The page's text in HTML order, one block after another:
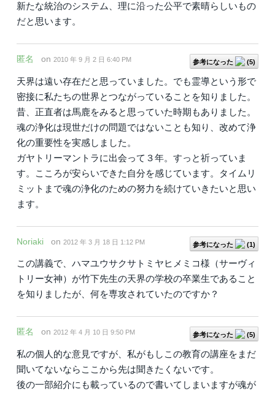
新たな統治のシステム、理に沿った公平で素晴らしいもの
だと思います。
参考になった (5)
匿名 on 2010 年 9 月 2 日 6:40 PM
天界は遠い存在だと思っていました。でも霊導という形で
密接に私たちの世界とつながっていることを知りました。
昔、正直者は馬鹿をみると思っていた時期もありました。
魂の浄化は現世だけの問題ではないことも知り、改めて浄
化の重要性を実感しました。
ガヤトリーマントラに出会って３年。すっと祈っていま
す。こころが安らいできた自分を感じています。タイムリ
ミットまで魂の浄化のための努力を続けていきたいと思い
ます。
参考になった (1)
Noriaki on 2012 年 3 月 18 日 1:12 PM
この講義で、ハマユウサクサトミヤヒメミコ様（サーヴィ
トリー女神）が竹下先生の天界の学校の卒業生であること
を知りましたが、何を専攻されていたのですか？
参考になった (5)
匿名 on 2012 年 4 月 10 日 9:50 PM
私の個人的な意見ですが、私がもしこの教育の講座をまだ
聞いてないならここから先は聞きたくないです。
後の一部紹介にも載っているので書いてしまいますが魂が